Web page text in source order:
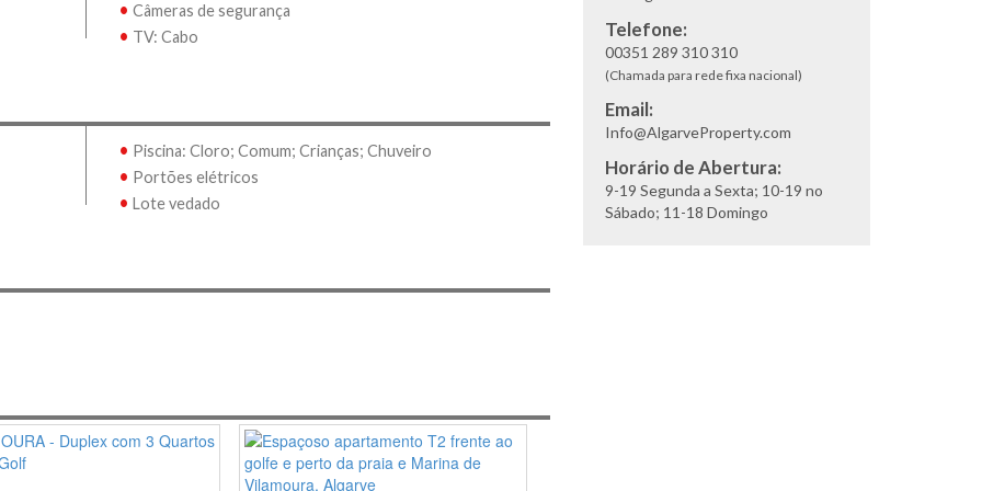
• Câmeras de segurança
• TV: Cabo
• Piscina: Cloro; Comum; Crianças; Chuveiro
• Portões elétricos
• Lote vedado
Telefone:
00351 289 310 310
(Chamada para rede fixa nacional)
Email:
Info@AlgarveProperty.com
Horário de Abertura:
9-19 Segunda a Sexta; 10-19 no
Sábado; 11-18 Domingo